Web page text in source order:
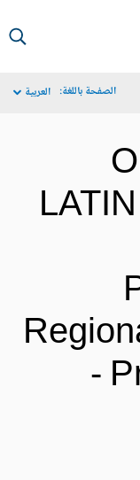
الصفحة باللغة: العربية
-